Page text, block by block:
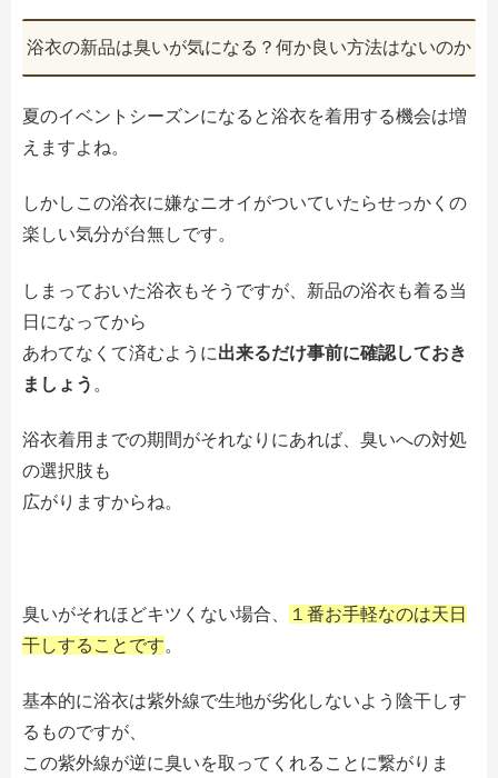
浴衣の新品は臭いが気になる？何か良い方法はないのか
夏のイベントシーズンになると浴衣を着用する機会は増
えますよね。
しかしこの浴衣に嫌なニオイがついていたらせっかくの
楽しい気分が台無しです。
しまっておいた浴衣もそうですが、新品の浴衣も着る当
日になってから
あわてなくて済むように出来るだけ事前に確認しておき
ましょう 。
浴衣着用までの期間がそれなりにあれば、臭いへの対処
の選択肢も
広がりますからね。
臭いがそれほどキツくない場合、
１番お手軽なのは天日
干しすることです。
基本的に浴衣は紫外線で生地が劣化しないよう陰干しす
るものですが、
この紫外線が逆に臭いを取ってくれることに繋がりま